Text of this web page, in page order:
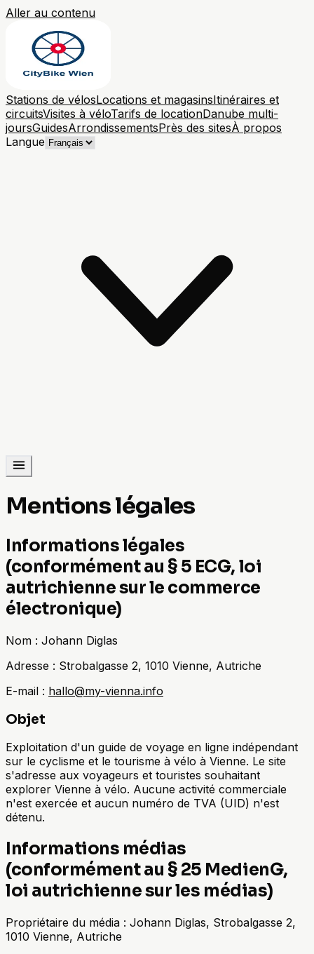
Aller au contenu
Stations de vélosLocations et magasinsItinéraires et
circuitsVisites à véloTarifs de locationDanube multi-
joursGuidesArrondissementsPrès des sitesÀ propos
Langue
Mentions légales
Informations légales
(conformément au § 5 ECG, loi
autrichienne sur le commerce
électronique)
Nom : Johann Diglas
Adresse : Strobalgasse 2, 1010 Vienne, Autriche
E-mail : hallo@my-vienna.info
Objet
Exploitation d'un guide de voyage en ligne indépendant
sur le cyclisme et le tourisme à vélo à Vienne. Le site
s'adresse aux voyageurs et touristes souhaitant
explorer Vienne à vélo. Aucune activité commerciale
n'est exercée et aucun numéro de TVA (UID) n'est
détenu.
Informations médias
(conformément au § 25 MedienG,
loi autrichienne sur les médias)
Propriétaire du média : Johann Diglas, Strobalgasse 2,
1010 Vienne, Autriche